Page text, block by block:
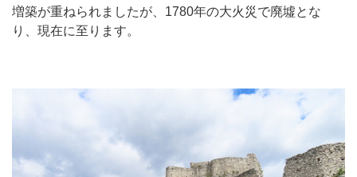
増築が重ねられましたが、1780年の大火災で廃墟とな
り、現在に至ります。